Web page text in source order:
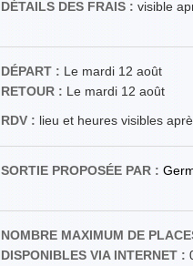
DÉTAILS DES FRAIS : visible
DÉPART : Le mardi 12 août
RETOUR : Le mardi 12 août
RDV : lieu et heures visibles
SORTIE PROPOSÉE PAR :
NOMBRE MAXIMUM DE
DISPONIBLES VIA INTERNET :